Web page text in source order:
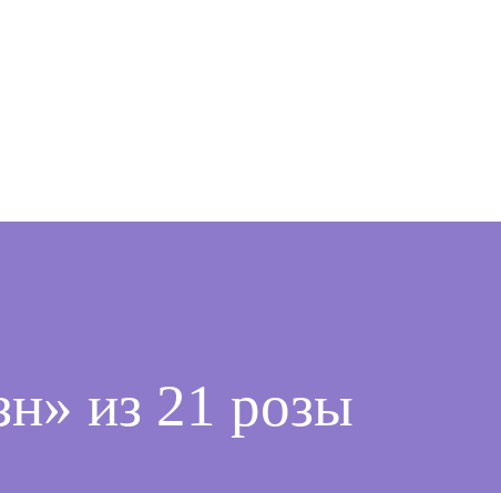
из 21 розы